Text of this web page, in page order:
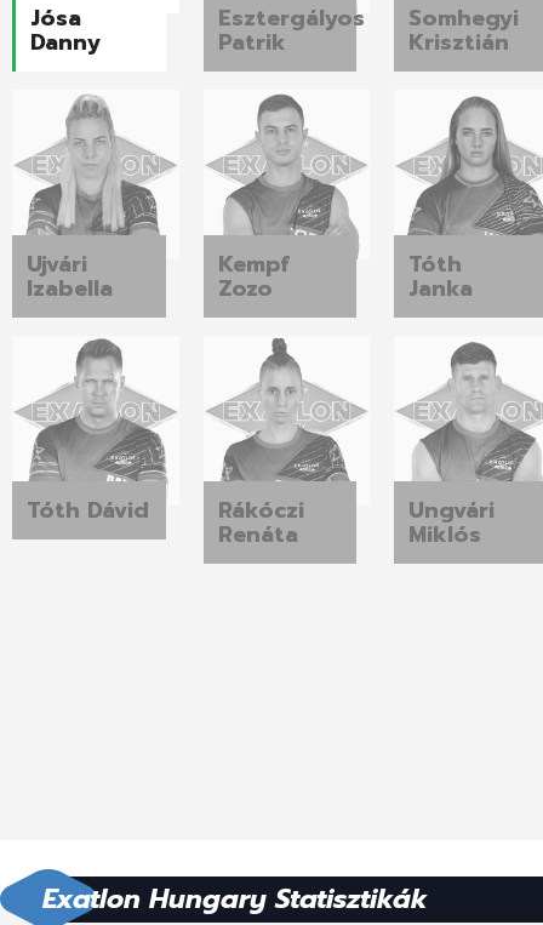
Jósa
Danny
Esztergályos
Patrik
Somhegyi
Krisztián
Ujvári
Izabella
Kempf
Zozo
Tóth
Janka
Tóth Dávid Rákóczi
Renáta
Ungvári
Miklós
Exatlon Hungary Statisztikák